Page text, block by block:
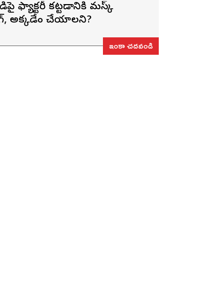
ఫ్యాక్టరీ కట్టడానికి మస్క్
అక్కడేం చేయాలని?
ఇంకా చదవండి